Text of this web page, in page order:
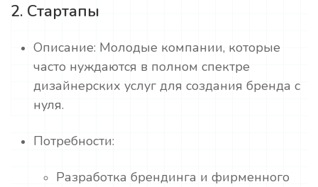
2. Стартапы
Описание: Молодые компании, которые
часто нуждаются в полном спектре
дизайнерских услуг для создания бренда с
нуля.
Потребности:
Разработка брендинга и фирменного